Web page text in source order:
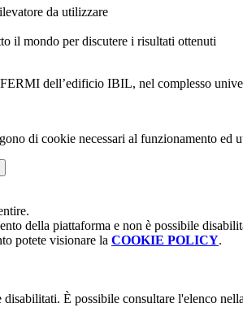
da utilizzare
il mondo per discutere i risultati ottenuti
FERMI dell’edificio IBIL, nel complesso
di cookie necessari al funzionamento ed
della piattaforma e non è possibile
potete visionare la COOKIE POLICY.
È possibile consultare l'elenco